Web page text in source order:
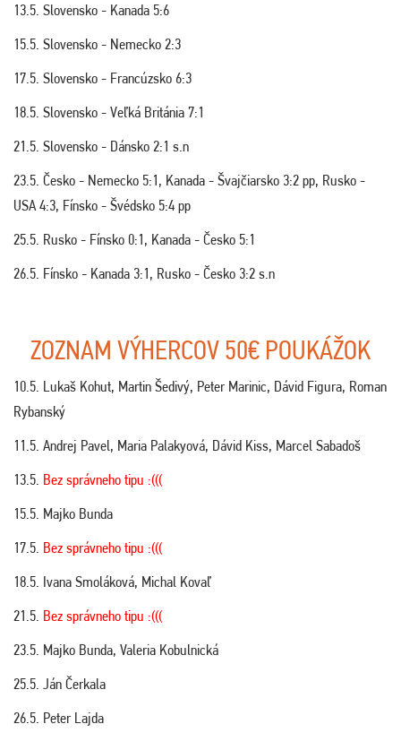
13.5. Slovensko - Kanada 5:6
15.5. Slovensko - Nemecko 2:3
17.5. Slovensko - Francúzsko 6:3
18.5. Slovensko - Veľká Británia 7:1
21.5. Slovensko - Dánsko 2:1 s.n
23.5. Česko - Nemecko 5:1, Kanada - Švajčiarsko 3:2 pp, Rusko -
USA 4:3, Fínsko - Švédsko 5:4 pp
25.5. Rusko - Fínsko 0:1, Kanada - Česko 5:1
26.5. Fínsko - Kanada 3:1, Rusko - Česko 3:2 s.n
ZOZNAM VÝHERCOV 50€ POUKÁŽOK
10.5. Lukaš Kohut, Martin Šedivý, Peter Marinic, Dávid Figura, Roman
Rybanský
11.5. Andrej Pavel, Maria Palakyová, Dávid Kiss, Marcel Sabadoš
13.5. Bez správneho tipu :(((
15.5. Majko Bunda
17.5. Bez správneho tipu :(((
18.5. Ivana Smoláková, Michal Kovaľ
21.5. Bez správneho tipu :(((
23.5. Majko Bunda, Valeria Kobulnická
25.5. Ján Čerkala
26.5. Peter Lajda